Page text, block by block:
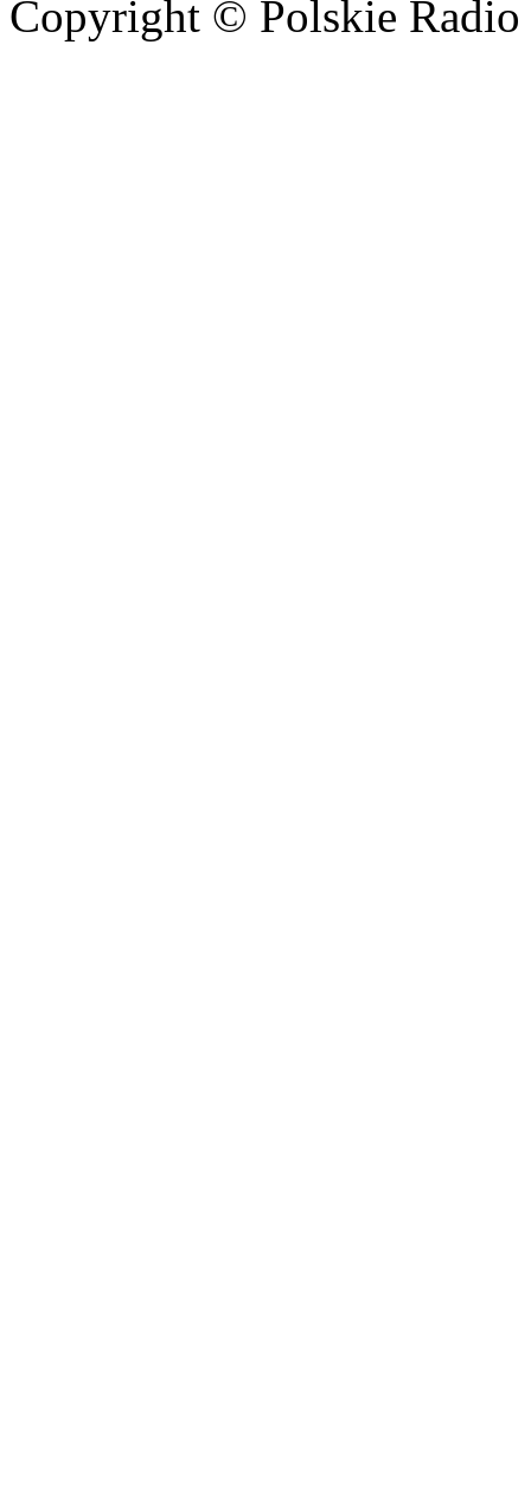
Copyright © Polskie